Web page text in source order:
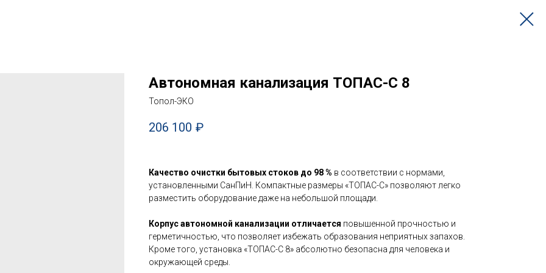
Автономная канализация ТОПАС-С 8
Топол-ЭКО
206 100 ₽
Качество очистки бытовых стоков до 98 % в соответствии с нормами,
установленными СанПиН. Компактные размеры «ТОПАС-С» позволяют легко
разместить оборудование даже на небольшой площади.
Корпус автономной канализации отличается повышенной прочностью и
герметичностью, что позволяет избежать образования неприятных запахов.
Кроме того, установка «ТОПАС-С 8» абсолютно безопасна для человека и
окружающей среды.